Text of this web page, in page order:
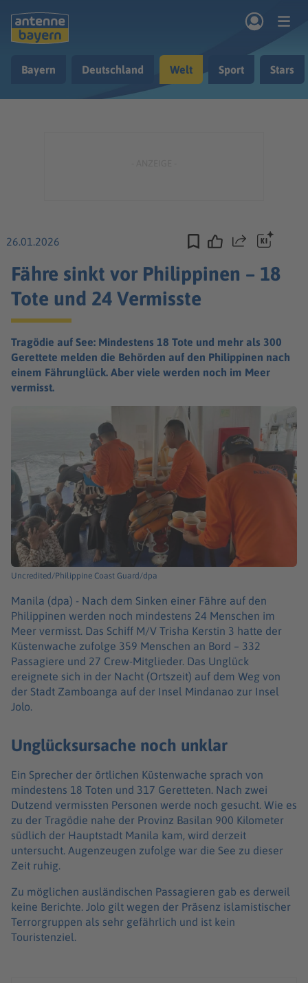
Nachrichten
Bayern Deutschland Welt Sport Stars
26.01.2026 Teilen
Fähre sinkt vor Philippinen – 18
Tote und 24 Vermisste
Tragödie auf See: Mindestens 18 Tote und mehr als 300
Gerettete melden die Behörden auf den Philippinen nach
einem Fährunglück. Aber viele werden noch im Meer
vermisst.
Uncredited/Philippine Coast Guard/dpa
Manila (dpa) - Nach dem Sinken einer Fähre auf den
Philippinen werden noch mindestens 24 Menschen im
Meer vermisst. Das Schiff M/V Trisha Kerstin 3 hatte der
Küstenwache zufolge 359 Menschen an Bord – 332
Passagiere und 27 Crew-Mitglieder. Das Unglück
ereignete sich in der Nacht (Ortszeit) auf dem Weg von
der Stadt Zamboanga auf der Insel Mindanao zur Insel
Jolo.
Unglücksursache noch unklar
Ein Sprecher der örtlichen Küstenwache sprach von
mindestens 18 Toten und 317 Geretteten. Nach zwei
Dutzend vermissten Personen werde noch gesucht. Wie es
zu der Tragödie nahe der Provinz Basilan 900 Kilometer
südlich der Hauptstadt Manila kam, wird derzeit
untersucht. Augenzeugen zufolge war die See zu dieser
Zeit ruhig.
Zu möglichen ausländischen Passagieren gab es derweil
keine Berichte. Jolo gilt wegen der Präsenz islamistischer
Terrorgruppen als sehr gefährlich und ist kein
Touristenziel.